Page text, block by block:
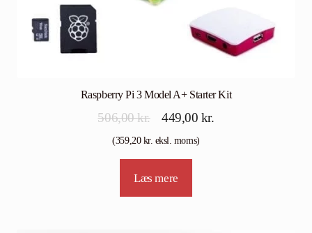
Raspberry Pi 3 Model A+ Starter Kit
506,00kr.
Den
oprindelige
pris
var:
449,00 kr.Den
(359,20kr. eksl. moms)
Læs mere